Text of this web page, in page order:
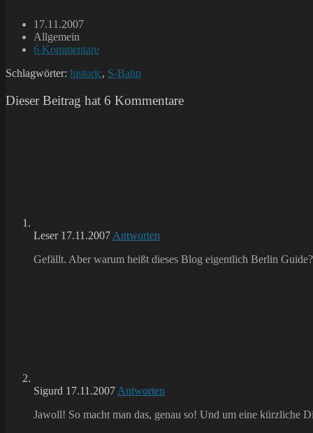
Beitrag
veröffentlicht:
17.11.2007
Beitrags-
Kategorie:
Allgemein
Beitrags-
6 Kommentare
Schlagwörter: historic, S-Bahn
Dieser Beitrag hat 6 Kommentare
Leser 17.11.2007 Antworten
Gefällt. Aber warum heißt dieses Blog eigentlich Berlin
Sigurd 17.11.2007 Antworten
Jawoll! So macht man das, genau so! Und um eine kürzliche